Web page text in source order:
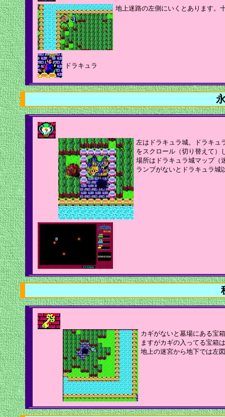
地上迷路の左側にいくとあります。
ドラキュラ
左はドラキュラ城。ドラキュ
をスクロール（切り替えて）
場所はドラキュラ城マップ（
ランプがないとドラキュラ城
カギがないと墓場にある宝
ますがカギの入ってる宝箱
地上の迷宮から地下では左